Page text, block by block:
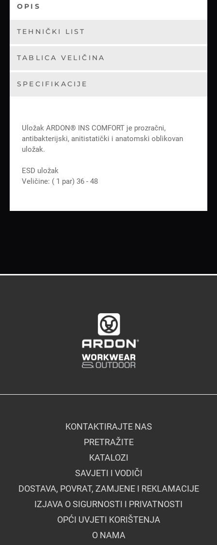
OPIS
TEHNIČKI LIST
TABLICA VELIČINA
SPECIFIKACIJE
Uložak ARDON® INS COMFORT je prozračni,
antibakterijski, anitistatički i anatomski oblikovan
uložak.
ESD uložak
Veličine: ( 1 par) 36 - 48
KONTAKTIRAJTE NAS
PRETRAŽITE
KATALOZI
SAVJETI I VODIČI
DOSTAVA, POVRAT, ZAMJENE I REKLAMACIJE
IZJAVA O SIGURNOSTI I PRIVATNOSTI
OPĆI UVJETI KORIŠTENJA
O NAMA